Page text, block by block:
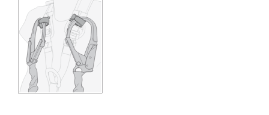
entsprechende Ausbildung und ein spezielles
Training voraus. Prüfen Sie zusammen mit
einem Profi, ob Sie in der Lage sind, den
Vorgang alleine sicher zu wiederholen, bevor
Sie ihn eigenständig durchführen.
Wir geben Beispiele für die mit Ihrer Aktivität
verbundenen Techniken. Möglicherweise gibt es
noch andere Techniken, die hier nicht